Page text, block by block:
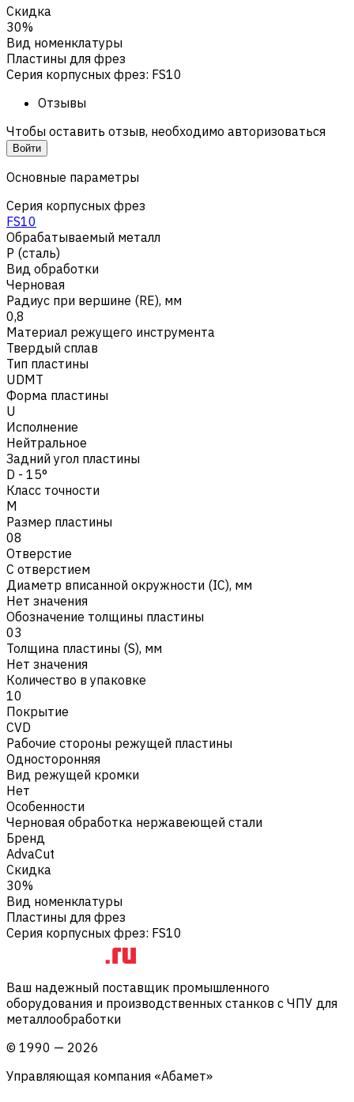
Скидка
30%
Вид номенклатуры
Пластины для фрез
Серия корпусных фрез: FS10
Отзывы
Чтобы оставить отзыв, необходимо авторизоваться
Войти
Основные параметры
Серия корпусных фрез
FS10
Обрабатываемый металл
Р (сталь)
Вид обработки
Черновая
Радиус при вершине (RE), мм
0,8
Материал режущего инструмента
Твердый сплав
Тип пластины
UDMT
Форма пластины
U
Исполнение
Нейтральное
Задний угол пластины
D - 15°
Класс точности
M
Размер пластины
08
Отверстие
С отверстием
Диаметр вписанной окружности (IC), мм
Нет значения
Обозначение толщины пластины
03
Толщина пластины (S), мм
Нет значения
Количество в упаковке
10
Покрытие
CVD
Рабочие стороны режущей пластины
Односторонняя
Вид режущей кромки
Нет
Особенности
Черновая обработка нержавеющей стали
Бренд
AdvaCut
Скидка
30%
Вид номенклатуры
Пластины для фрез
Серия корпусных фрез: FS10
Ваш надежный поставщик промышленного
оборудования и производственных станков с ЧПУ для
металлообработки
© 1990 — 2026
Управляющая компания «Абамет»